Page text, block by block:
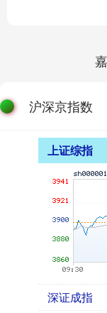
沪深京指数
上证综指
深证成指